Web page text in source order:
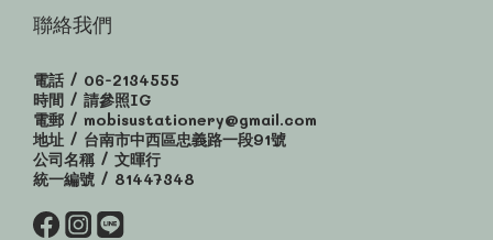
聯絡我們
電話 / 06-2134555
時間 / 請參照IG
電郵 / mobisustationery@gmail.com
地址 / 台南市中西區忠義路一段91號
公司名稱 / 文暉行
統一編號 / 81447348